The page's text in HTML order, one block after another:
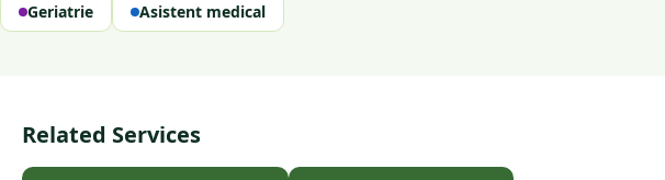
Geriatrie Asistent medical
Related Services